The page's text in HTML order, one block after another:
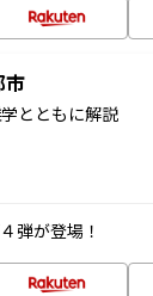
市
とともに解説
弾が登場！